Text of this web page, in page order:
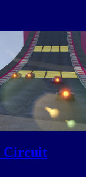
Circuit